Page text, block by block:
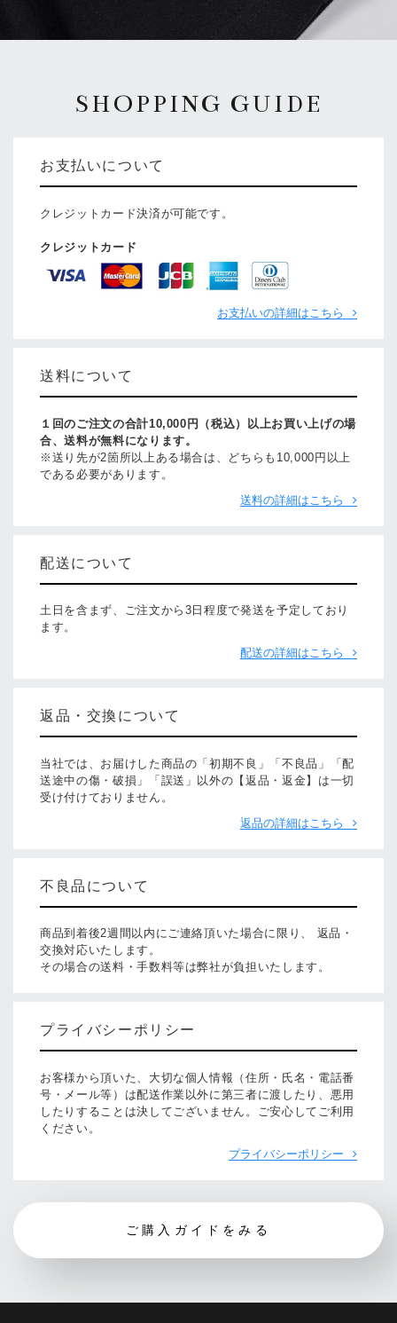
SHOPPING GUIDE
お支払いについて
クレジットカード決済が可能です。
クレジットカード
お支払いの詳細はこちら
送料について
１回のご注文の合計10,000円（税込）以上お買い上げの場
合、送料が無料になります。
※送り先が2箇所以上ある場合は、どちらも10,000円以上
である必要があります。
送料の詳細はこちら
配送について
土日を含まず、ご注文から3日程度で発送を予定しており
ます。
配送の詳細はこちら
返品・交換について
当社では、お届けした商品の「初期不良」「不良品」「配
送途中の傷・破損」「誤送」以外の【返品・返金】は一切
受け付けておりません。
返品の詳細はこちら
不良品について
商品到着後2週間以内にご連絡頂いた場合に限り、 返品・
交換対応いたします。
その場合の送料・手数料等は弊社が負担いたします。
プライバシーポリシー
お客様から頂いた、大切な個人情報（住所・氏名・電話番
号・メール等）は配送作業以外に第三者に渡したり、悪用
したりすることは決してございません。ご安心してご利用
ください。
プライバシーポリシー
ご購入ガイドをみる